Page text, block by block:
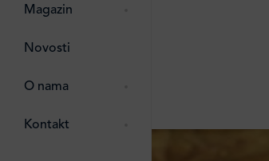
Magazin
Novosti
O nama
ostalo
Kontakt